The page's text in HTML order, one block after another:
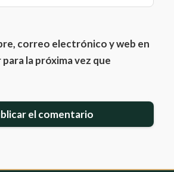
correo electrónico y web en
la próxima vez que